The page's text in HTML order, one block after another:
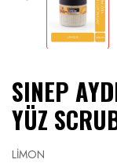
SINEP
YÜZ
LİMON